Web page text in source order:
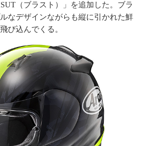
（ブラスト）」を追加した。ブラ
なデザインながらも縦に引かれた鮮
び込んでくる。